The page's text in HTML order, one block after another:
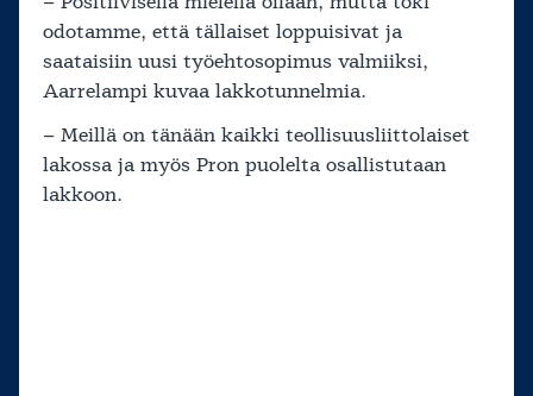
odotamme, että tällaiset loppuisivat ja
saataisiin uusi työehtosopimus valmiiksi,
Aarrelampi kuvaa lakkotunnelmia.
– Meillä on tänään kaikki teollisuusliittolaiset
lakossa ja myös Pron puolelta osallistutaan
lakkoon.